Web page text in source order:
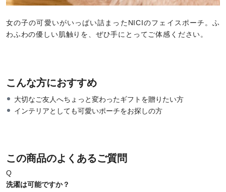
女の子の可愛いがいっぱい詰まったNICIのフェイスポーチ。ふ
わふわの優しい肌触りを、ぜひ手にとってご体感ください。
こんな方におすすめ
大切なご友人へちょっと変わったギフトを贈りたい方
インテリアとしても可愛いポーチをお探しの方
この商品のよくあるご質問
Q
洗濯は可能ですか？